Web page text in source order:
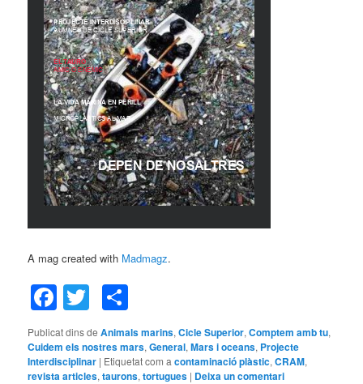
A mag created with Madmagz.
Facebook
Twitter
Publicat dins de Animals marins,Cicle Superior,Comptem amb tu,
Cuidem els nostres mars,General,Mars i oceans, Projecte
Interdisciplinar | Etiquetat com a contaminació plàstic,CRAM,
revista articles,taurons,tortugues | Deixa un comentari